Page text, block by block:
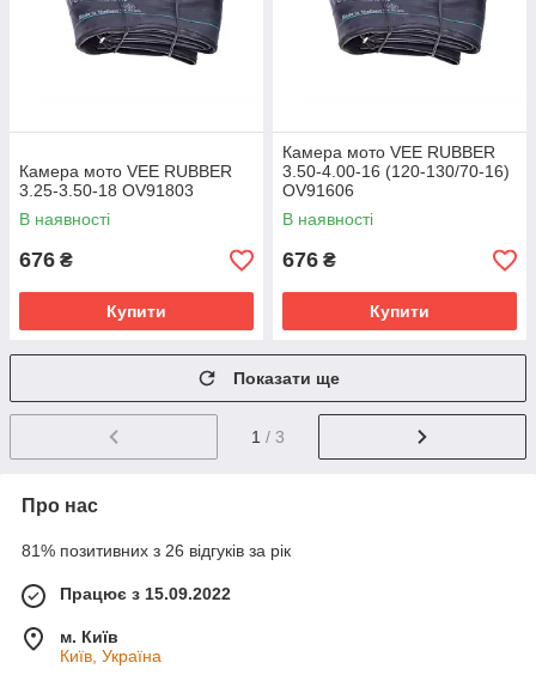
Камера мото VEE RUBBER
3.25-3.50-18 OV91803
В наявності
676 ₴
Купити
Камера мото VEE RUBBER
3.50-4.00-16 (120-130/70-16)
OV91606
В наявності
676 ₴
Купити
Показати ще
1 / 3
Про нас
81% позитивних з 26 відгуків за рік
Працює з 15.09.2022
м. Київ
Київ, Україна